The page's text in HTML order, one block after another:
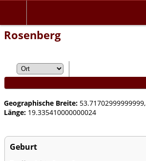
Rosenberg
Geographische Breite: 53.71702999999999,
Länge: 19.335410000000024
Geburt